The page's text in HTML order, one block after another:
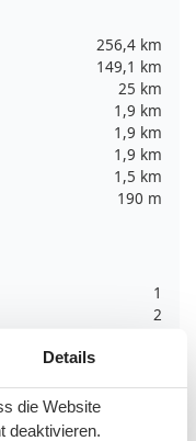
256,4 km
149,1 km
25 km
1,9 km
1,9 km
1,9 km
1,5 km
190 m
1
2
Details
die Website
deaktivieren.